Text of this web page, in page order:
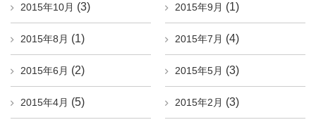
2015年10月 (3) 2015年9月 (1)
2015年8月 (1) 2015年7月 (4)
2015年6月 (2) 2015年5月 (3)
2015年4月 (5) 2015年2月 (3)